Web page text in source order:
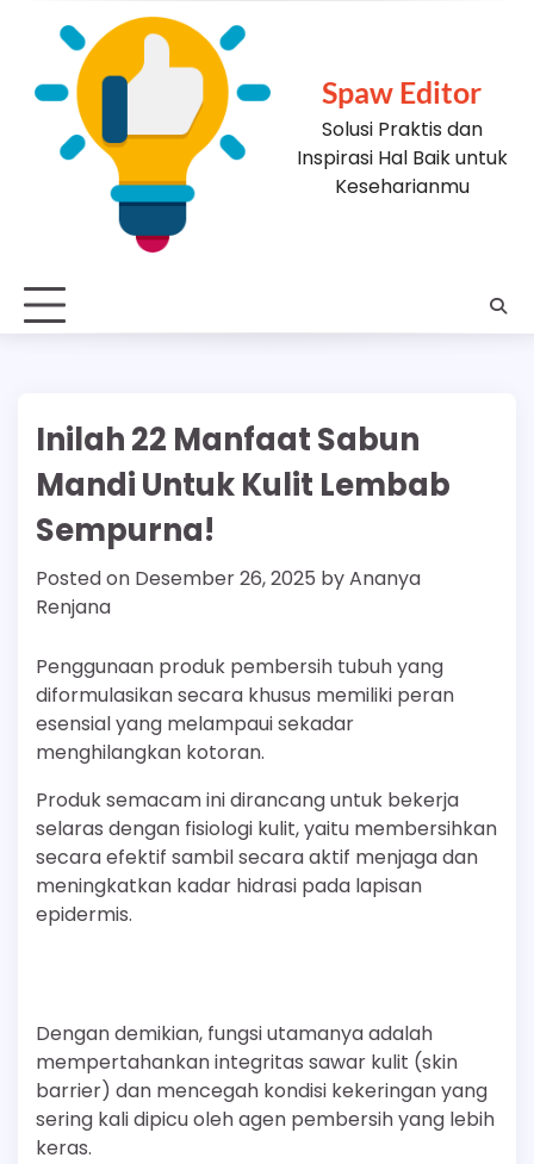
Spaw Editor
Solusi Praktis dan
Inspirasi Hal Baik untuk
Keseharianmu
Inilah 22 Manfaat Sabun
Mandi Untuk Kulit Lembab
Sempurna!
Posted on Desember 26, 2025 byAnanya
Renjana
Penggunaan produk pembersih tubuh yang
diformulasikan secara khusus memiliki peran
esensial yang melampaui sekadar
menghilangkan kotoran.
Produk semacam ini dirancang untuk bekerja
selaras dengan fisiologi kulit, yaitu membersihkan
secara efektif sambil secara aktif menjaga dan
meningkatkan kadar hidrasi pada lapisan
epidermis.
Dengan demikian, fungsi utamanya adalah
mempertahankan integritas sawar kulit (skin
barrier) dan mencegah kondisi kekeringan yang
sering kali dipicu oleh agen pembersih yang lebih
keras.